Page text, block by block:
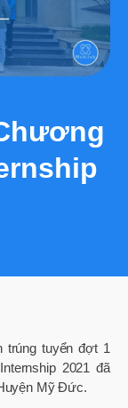
trúng tuyển đợt 1
2021 đã
Mỹ Đức.